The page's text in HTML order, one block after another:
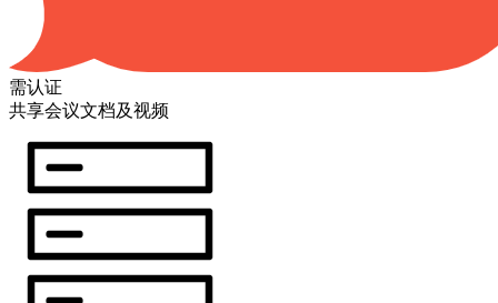
需认证
共享会议文档及视频